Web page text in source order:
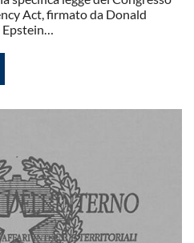
Act, firmato da Donald